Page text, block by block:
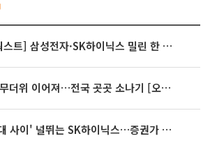
[베스트&워스트] 삼성전자·SK하이닉스 밀린 한 주…상상인증권은 85% 급등
35도 안팎 무더위 이어져…전국 곳곳 소나기 [오늘 날씨]
'불안과 기대 사이' 널뛰는 SK하이닉스…증권가 "HBM4·LTA 기반 펀터멘털 견고"